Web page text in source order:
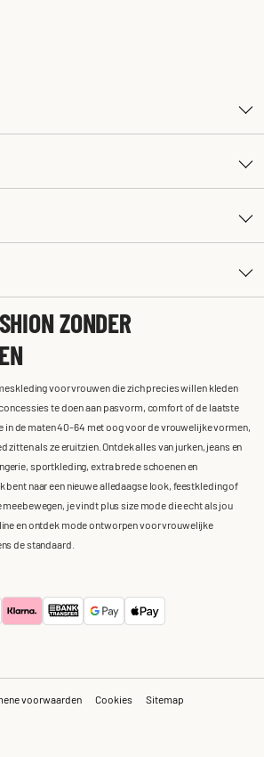
ZONDER
voor vrouwen die zich precies willen kleden
te doen aan pasvorm, comfort of de laatste
in de maten 40-64 met oog voor de vrouwelijke vormen,
zitten als ze eruitzien. Ontdek alles van jurken, jeans en
sportkleding, extra brede schoenen en
bent naar een nieuwe alledaagse look, feestkleding of
je vindt plus size mode die echt als jou
en ontdek mode ontworpen voor vrouwelijke
de standaard.
voorwaarden Cookies Sitemap